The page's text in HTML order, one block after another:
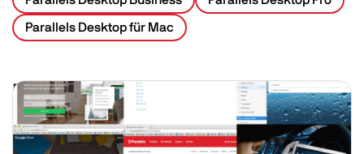
Parallels Desktop für Mac
Related Posts
Image